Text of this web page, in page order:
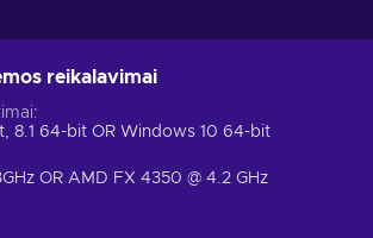
reikalavimai
8.1 64-bit OR Windows 10 64-bit
OR AMD FX 4350 @ 4.2 GHz